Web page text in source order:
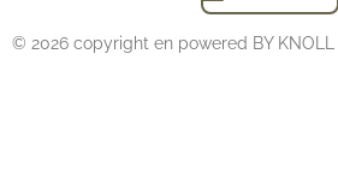
© 2026 copyright en powered BY KNOLL